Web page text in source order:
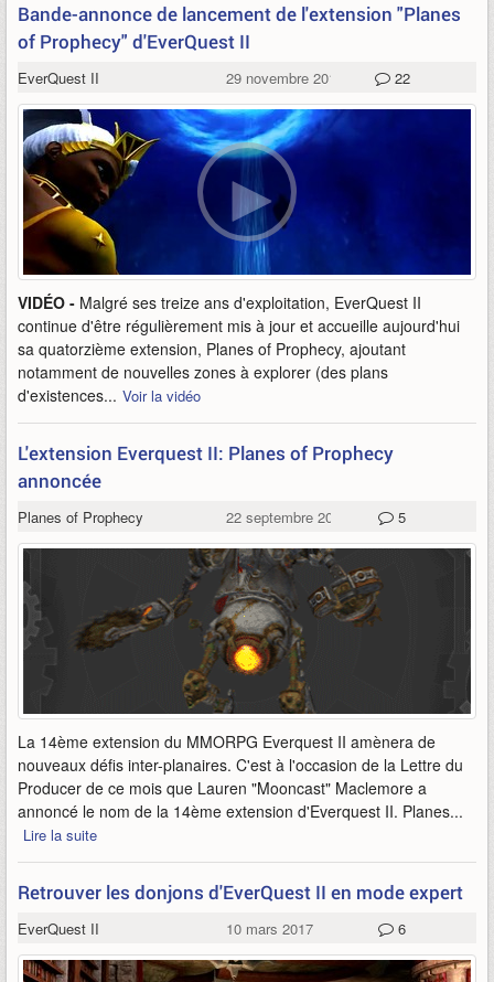
Bande-annonce de lancement de l'extension "Planes
of Prophecy" d'EverQuest II
EverQuest II 29 novembre 2017 22
VIDÉO - Malgré ses treize ans d'exploitation, EverQuest II
continue d'être régulièrement mis à jour et accueille aujourd'hui
sa quatorzième extension, Planes of Prophecy, ajoutant
notamment de nouvelles zones à explorer (des plans
d'existences... Voir la vidéo
L'extension Everquest II: Planes of Prophecy
annoncée
Planes of Prophecy 22 septembre 2017 5
La 14ème extension du MMORPG Everquest II amènera de
nouveaux défis inter-planaires. C'est à l'occasion de la Lettre du
Producer de ce mois que Lauren "Mooncast" Maclemore a
annoncé le nom de la 14ème extension d'Everquest II. Planes...
Lire la suite
Retrouver les donjons d'EverQuest II en mode expert
EverQuest II 10 mars 2017 6